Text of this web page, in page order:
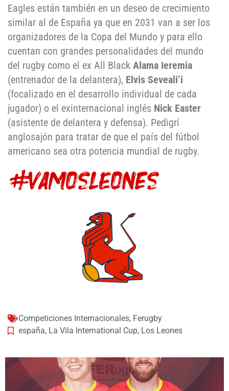
Eagles están también en un deseo de crecimiento
similar al de España ya que en 2031 van a ser los
organizadores de la Copa del Mundo y para ello
cuentan con grandes personalidades del mundo
del rugby como el ex All Black Alama Ieremia
(entrenador de la delantera), Elvis Seveali’i
(focalizado en el desarrollo individual de cada
jugador) o el exinternacional inglés Nick Easter
(asistente de delantera y defensa). Pedigrí
anglosajón para tratar de que el país del fútbol
americano sea otra potencia mundial de rugby.
Competiciones Internacionales, Ferugby
españa, La Vila International Cup, Los Leones